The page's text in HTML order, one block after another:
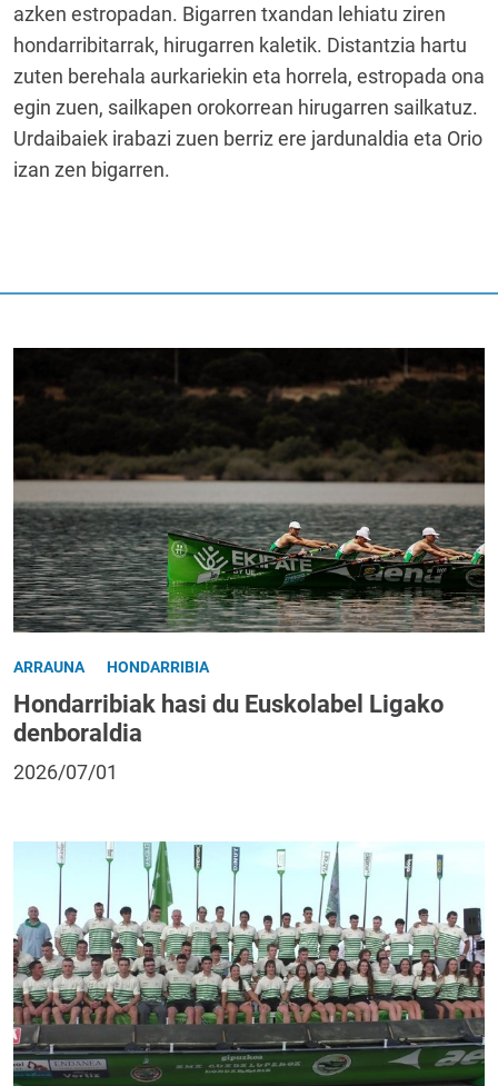
azken estropadan. Bigarren txandan lehiatu ziren
hondarribitarrak, hirugarren kaletik. Distantzia hartu
zuten berehala aurkariekin eta horrela, estropada ona
egin zuen, sailkapen orokorrean hirugarren sailkatuz.
Urdaibaiek irabazi zuen berriz ere jardunaldia eta Orio
izan zen bigarren.
ARRAUNA HONDARRIBIA
Hondarribiak hasi du Euskolabel Ligako
denboraldia
2026/07/01